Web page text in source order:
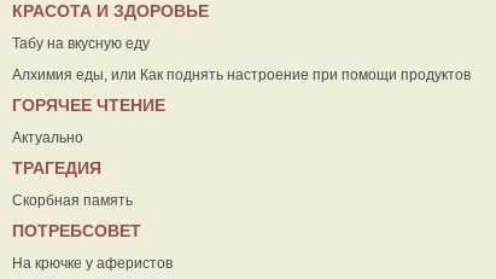
КРАСОТА И ЗДОРОВЬЕ
Табу на вкусную еду
Алхимия еды, или Как поднять настроение при помощи продуктов
ГОРЯЧЕЕ ЧТЕНИЕ
Актуально
ТРАГЕДИЯ
Скорбная память
ПОТРЕБСОВЕТ
На крючке у аферистов